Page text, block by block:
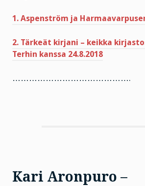
1. Aspenström ja
2. Tärkeät kirjani – keikka
Terhin kanssa 24.8.2018
…………………………………….
Kari Aronpuro –